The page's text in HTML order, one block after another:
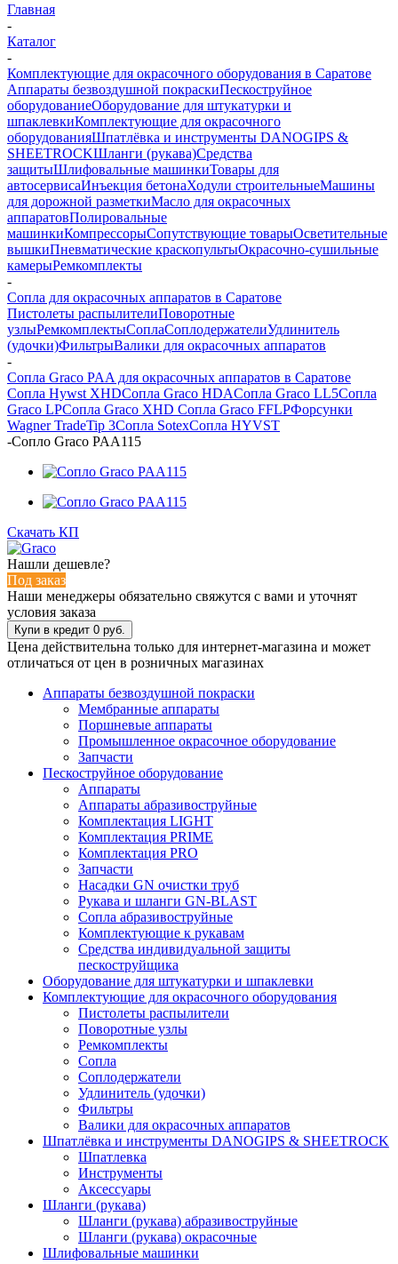
Главная
-
Каталог
-
Комплектующие для окрасочного оборудования в Саратове
Аппараты безвоздушной покраскиПескоструйное
оборудованиеОборудование для штукатурки и
шпаклевкиКомплектующие для окрасочного
оборудованияШпатлёвка и инструменты DANOGIPS &
SHEETROCKШланги (рукава)Средства
защитыШлифовальные машинкиТовары для
автосервисаИнъекция бетонаХодули строительныеМашины
для дорожной разметкиМасло для окрасочных
аппаратовПолировальные
машинкиКомпрессорыСопутствующие товарыОсветительные
вышкиПневматические краскопультыОкрасочно-сушильные
камерыРемкомплекты
-
Сопла для окрасочных аппаратов в Саратове
Пистолеты распылителиПоворотные
узлыРемкомплектыСоплаСоплодержателиУдлинитель
(удочки)ФильтрыВалики для окрасочных аппаратов
-
Сопла Graco PAA для окрасочных аппаратов в Саратове
Сопла Hywst XHDСопла Graco HDAСопла Graco LL5Сопла
Graco LPСопла Graco XHD Сопла Graco FFLPФорсунки
Wagner TradeTip 3Сопла SotexСопла HYVST
-Сопло Graco PAA115
Скачать КП
Нашли дешевле?
Под заказ
Наши менеджеры обязательно свяжутся с вами и уточнят
условия заказа
Цена действительна только для интернет-магазина и может
отличаться от цен в розничных магазинах
Аппараты безвоздушной покраски
Мембранные аппараты
Поршневые аппараты
Промышленное окрасочное оборудование
Запчасти
Пескоструйное оборудование
Аппараты
Аппараты абразивоструйные
Комплектация LIGHT
Комплектация PRIME
Комплектация PRO
Запчасти
Насадки GN очистки труб
Рукава и шланги GN-BLAST
Сопла абразивоструйные
Комплектующие к рукавам
Средства индивидуальной защиты
пескоструйщика
Оборудование для штукатурки и шпаклевки
Комплектующие для окрасочного оборудования
Пистолеты распылители
Поворотные узлы
Ремкомплекты
Сопла
Соплодержатели
Удлинитель (удочки)
Фильтры
Валики для окрасочных аппаратов
Шпатлёвка и инструменты DANOGIPS & SHEETROCK
Шпатлевка
Инструменты
Аксессуары
Шланги (рукава)
Шланги (рукава) абразивоструйные
Шланги (рукава) окрасочные
Шлифовальные машинки